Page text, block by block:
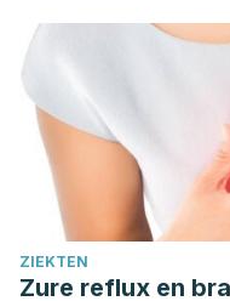
ZIEKTEN
Zure reflux en